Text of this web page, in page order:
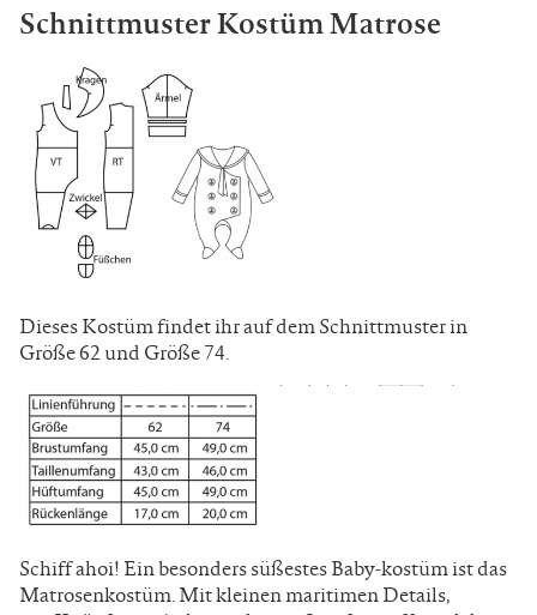
Schnittmuster Kostüm Matrose
Dieses Kostüm findet ihr auf dem Schnittmuster in
Größe 62 und Größe 74.
Schiff ahoi! Ein besonders süßestes Baby-kostüm ist das
Matrosenkostüm. Mit kleinen maritimen Details,